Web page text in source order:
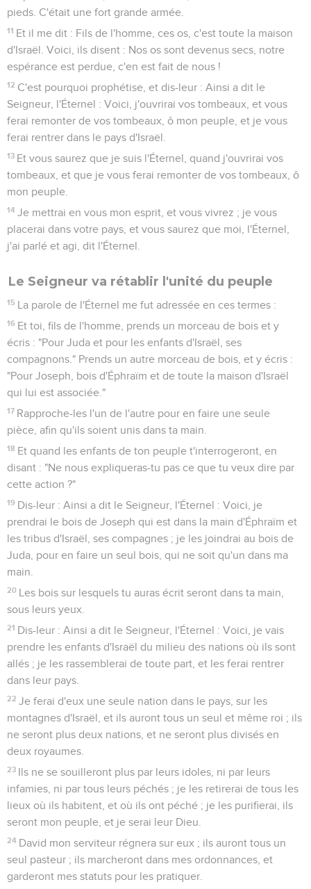
pieds. C'était une fort grande armée.
11 Et il me dit : Fils de l'homme, ces os, c'est toute la maison
d'Israël. Voici, ils disent : Nos os sont devenus secs, notre
espérance est perdue, c'en est fait de nous !
12 C'est pourquoi prophétise, et dis-leur : Ainsi a dit le
Seigneur, l'Éternel : Voici, j'ouvrirai vos tombeaux, et vous
ferai remonter de vos tombeaux, ô mon peuple, et je vous
ferai rentrer dans le pays d'Israël.
13 Et vous saurez que je suis l'Éternel, quand j'ouvrirai vos
tombeaux, et que je vous ferai remonter de vos tombeaux, ô
mon peuple.
14 Je mettrai en vous mon esprit, et vous vivrez ; je vous
placerai dans votre pays, et vous saurez que moi, l'Éternel,
j'ai parlé et agi, dit l'Éternel.
Le Seigneur va rétablir l'unité du peuple
15 La parole de l'Éternel me fut adressée en ces termes :
16 Et toi, fils de l'homme, prends un morceau de bois et y
écris : "Pour Juda et pour les enfants d'Israël, ses
compagnons." Prends un autre morceau de bois, et y écris :
"Pour Joseph, bois d'Éphraïm et de toute la maison d'Israël
qui lui est associée."
17 Rapproche-les l'un de l'autre pour en faire une seule
pièce, afin qu'ils soient unis dans ta main.
18 Et quand les enfants de ton peuple t'interrogeront, en
disant : "Ne nous expliqueras-tu pas ce que tu veux dire par
cette action ?"
19 Dis-leur : Ainsi a dit le Seigneur, l'Éternel : Voici, je
prendrai le bois de Joseph qui est dans la main d'Éphraïm et
les tribus d'Israël, ses compagnes ; je les joindrai au bois de
Juda, pour en faire un seul bois, qui ne soit qu'un dans ma
main.
20 Les bois sur lesquels tu auras écrit seront dans ta main,
sous leurs yeux.
21 Dis-leur : Ainsi a dit le Seigneur, l'Éternel : Voici, je vais
prendre les enfants d'Israël du milieu des nations où ils sont
allés ; je les rassemblerai de toute part, et les ferai rentrer
dans leur pays.
22 Je ferai d'eux une seule nation dans le pays, sur les
montagnes d'Israël, et ils auront tous un seul et même roi ; ils
ne seront plus deux nations, et ne seront plus divisés en
deux royaumes.
23 Ils ne se souilleront plus par leurs idoles, ni par leurs
infamies, ni par tous leurs péchés ; je les retirerai de tous les
lieux où ils habitent, et où ils ont péché ; je les purifierai, ils
seront mon peuple, et je serai leur Dieu.
24 David mon serviteur régnera sur eux ; ils auront tous un
seul pasteur ; ils marcheront dans mes ordonnances, et
garderont mes statuts pour les pratiquer.